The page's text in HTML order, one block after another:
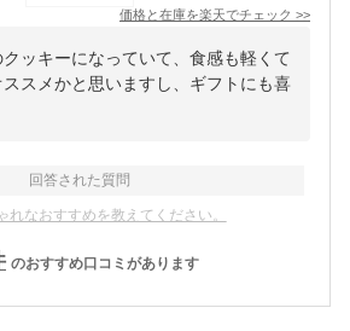
価格と在庫を楽天でチェック >>
ッキーになっていて、食感も軽くて
スメかと思いますし、ギフトにも喜
回答された質問
れなおすすめを教えてください。
のおすすめ口コミがあります